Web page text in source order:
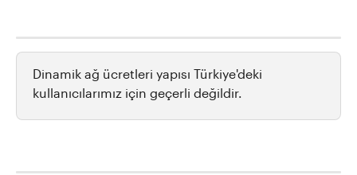
Dinamik ağ ücretleri yapısı Türkiye'deki
kullanıcılarımız için geçerli değildir.